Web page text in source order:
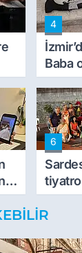
de
4
Baba
vurdu
6